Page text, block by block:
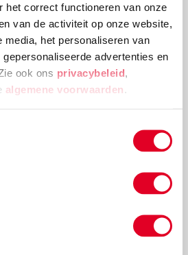
het correct functioneren van onze
van de activiteit op onze website,
media, het personaliseren van
advertenties en
ook ons privacybeleid,
algemene voorwaarden .
dinsdag in huis
vanaf € 20 en geen